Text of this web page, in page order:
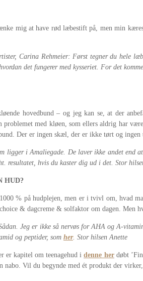
mig at have rød læbestift på, men min
Carina Rehmeier: Først tegner du hele
det fungerer med kysseriet. For det
hovedbund – og jeg kan se, at der
problemet med kløen, som ellers aldrig har
Der er ingen skæl, der er ikke tørt og
i Amaliegade. De laver ikke andet end
resultatet, hvis du kaster dig ud i det. Stor
HUD?
% på hudplejen, men er i tvivl om, hvad
& dagcreme & solfaktor om dagen. Men
Jeg er ikke så nervøs for AHA og A-
og peptider, som her. Stor hilsen Anette
er kapitel om teenagehud idenne herdøbt
Vil du begynde med ét produkt der